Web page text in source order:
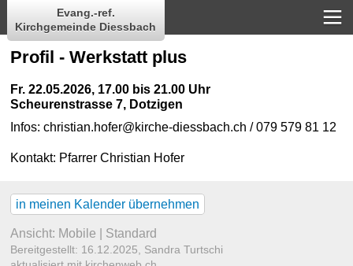
Evang.-ref.
Kirchgemeinde Diessbach
Profil - Werkstatt plus
Fr. 22.05.2026, 17.00 bis 21.00 Uhr
Scheurenstrasse 7, Dotzigen
Infos: christian.hofer@kirche-diessbach.ch / 079 579 81 12
Kontakt: Pfarrer Christian Hofer
in meinen Kalender übernehmen
Ansicht: Mobile Standard
Bereitgestellt: 16.12.2025, Sandra Turtschi